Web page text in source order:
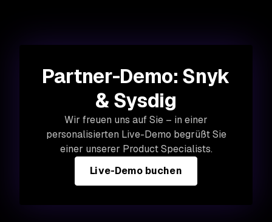
Partner-Demo: Snyk
& Sysdig
Wir freuen uns auf Sie – in einer
personalisierten Live-Demo begrüßt Sie
einer unserer Product Specialists.
Live-Demo buchen